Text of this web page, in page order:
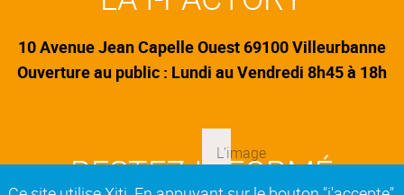
10 Avenue Jean Capelle Ouest 69100 Villeurbanne
Ouverture au public : Lundi au Vendredi 8h45 à 18h
RESTEZ INFORMÉ